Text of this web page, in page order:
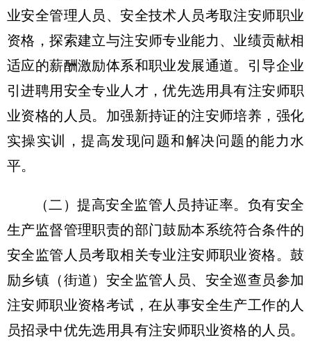
业安全管理人员、安全技术人员考取注安师职业
资格，探索建立与注安师专业能力、业绩贡献相
适应的薪酬激励体系和职业发展通道。引导企业
引进聘用安全专业人才，优先选用具有注安师职
业资格的人员。加强新持证的注安师培养，强化
实操实训，提高发现问题和解决问题的能力水
平。
（二）提高安全监管人员持证率。负有安全
生产监督管理职责的部门鼓励本系统符合条件的
安全监管人员考取相关专业注安师职业资格。鼓
励乡镇（街道）安全监管人员、安全巡查员参加
注安师职业资格考试，在从事安全生产工作的人
员招录中优先选用具有注安师职业资格的人员。